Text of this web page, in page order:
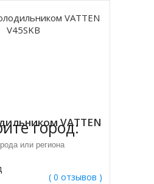
VATTEN
( 0 отзывов )
город: